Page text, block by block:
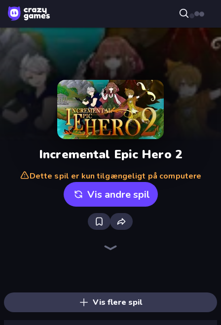
Incremental Epic Hero 2
Dette spil er kun tilgængeligt på computere
Vis andre spil
Vis flere spil